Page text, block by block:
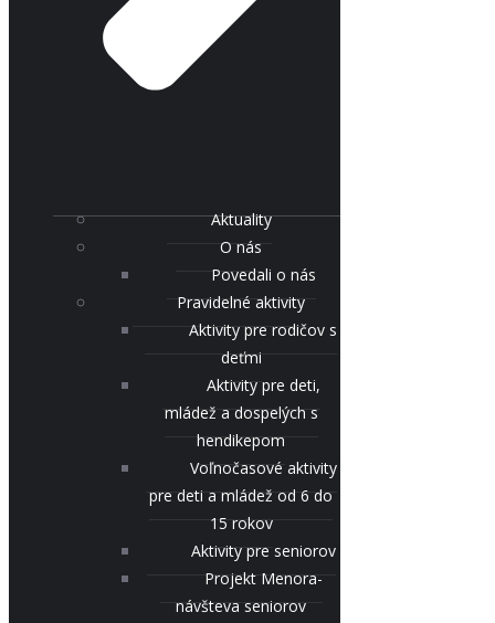
Aktuality
O nás
Povedali o nás
Pravidelné aktivity
Aktivity pre rodičov s
deťmi
Aktivity pre deti,
mládež a dospelých s
hendikepom
Voľnočasové aktivity
pre deti a mládež od 6 do
15 rokov
Aktivity pre seniorov
Projekt Menora-
návšteva seniorov